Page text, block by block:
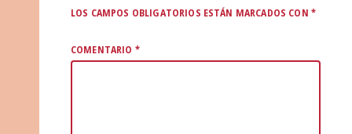
LOS CAMPOS OBLIGATORIOS ESTÁN MARCADOS CON *
COMENTARIO *